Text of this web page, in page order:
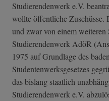
Studierendenwerk e.V.
wollte öffentliche Zuschüsse.
und zwar von einem
Studierendenwerk AdöR
1975 auf Grundlage des
Studentenwerksgesetzes
das bislang staatlich
Studierendenwerk e.V.